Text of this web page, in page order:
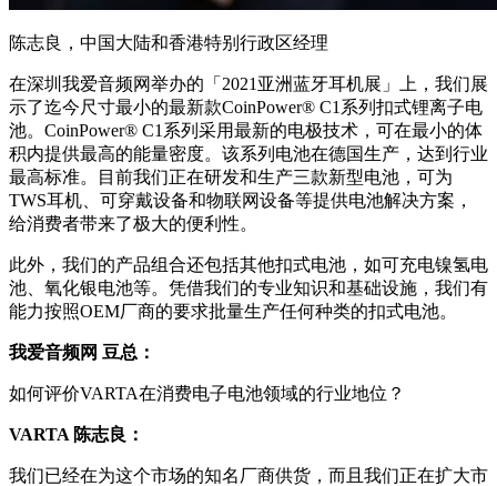
陈志良，中国大陆和香港特别行政区经理
在深圳 我爱音频网举办的 「2021亚洲蓝牙耳机展」
上，我们展
示了迄今尺寸最小的最新款CoinPower® C1系列扣式锂离子电
池。CoinPower® C1系列采用最新的电极技术，可在最小的体
积内提供最高的能量密度。该系列电池在德国生产，达到行业
最高标准。目前我们正在研发和生产三款新型电池，可为
TWS耳机、可穿戴设备和物联网设备等提供电池解决方案，
给消费者带来了极大的便利性。
此外，我们的产品组合还包括其他扣式电池，如可充电镍氢电
池、氧化银电池等。凭借我们的专业知识和基础设施，我们有
能力按照OEM厂商的要求批量生产任何种类的扣式电池。
我爱音频网 豆总：
如何评价VARTA在消费电子电池领域的行业地位？
VARTA 陈志良：
我们已经在为这个市场的知名厂商供货，而且我们正在扩大市